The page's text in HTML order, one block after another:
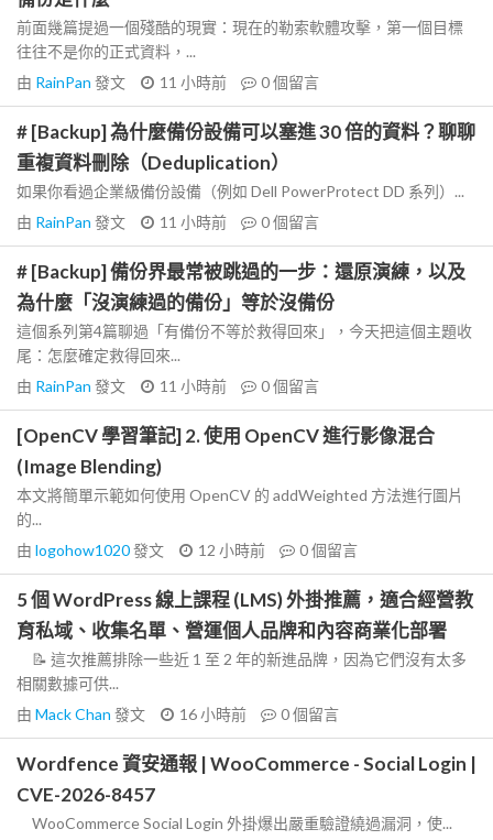
前面幾篇提過一個殘酷的現實：現在的勒索軟體攻擊，第一個目標
往往不是你的正式資料，...
由 RainPan 發文 11 小時前 0個留言
# [Backup] 為什麼備份設備可以塞進 30 倍的資料？聊聊
重複資料刪除（Deduplication）
如果你看過企業級備份設備（例如 Dell PowerProtect DD 系列）...
由 RainPan 發文 11 小時前 0個留言
# [Backup] 備份界最常被跳過的一步：還原演練，以及
為什麼「沒演練過的備份」等於沒備份
這個系列第4篇聊過「有備份不等於救得回來」，今天把這個主題收
尾：怎麼確定救得回來...
由 RainPan 發文 11 小時前 0個留言
[OpenCV 學習筆記] 2. 使用 OpenCV 進行影像混合
(Image Blending)
本文將簡單示範如何使用 OpenCV 的 addWeighted 方法進行圖片
的...
由 logohow1020發文 12 小時前 0個留言
5 個 WordPress 線上課程 (LMS) 外掛推薦，適合經營教
育私域、收集名單、營運個人品牌和內容商業化部署
📝 這次推薦排除一些近 1 至 2 年的新進品牌，因為它們沒有太多
相關數據可供...
由 Mack Chan 發文 16 小時前 0個留言
Wordfence 資安通報 | WooCommerce - Social Login |
CVE-2026-8457
WooCommerce Social Login 外掛爆出嚴重驗證繞過漏洞，使...